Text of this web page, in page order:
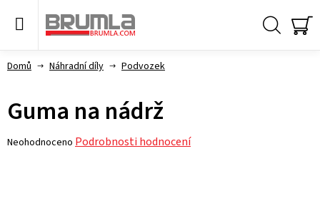
Domů Náhradní díly Podvozek
Guma na nádrž
Průměrné
Neohodnoceno Podrobnosti hodnocení